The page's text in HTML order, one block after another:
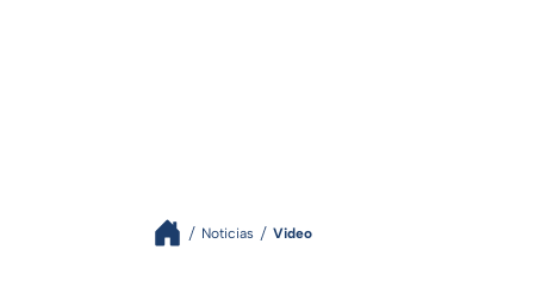
Noticias Video